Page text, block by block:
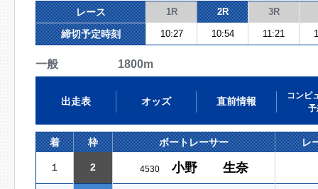
レース 1R 2R 3R
締切予定時刻 10:27 10:54 11:21
一般 1800m
出走表 オッズ 直前情報
コンピ
予
着 枠 ボートレーサー レ
１ 2 4530 小野 生奈